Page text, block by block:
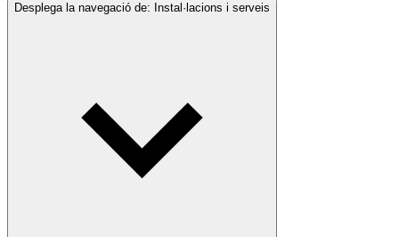
Desplega la navegació de: Instal·lacions i serveis